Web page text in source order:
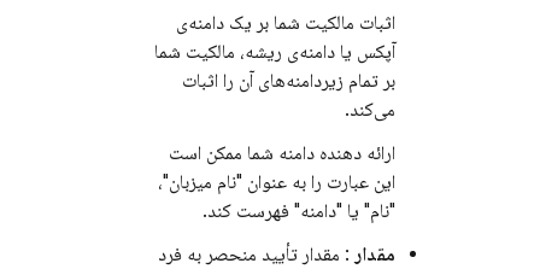
اثبات مالکیت شما بر یک دامنه‌ی
آپکس یا دامنه‌ی ریشه، مالکیت شما
بر تمام زیردامنه‌های آن را اثبات
می‌کند.
ارائه دهنده دامنه شما ممکن است
این عبارت را به عنوان "نام میزبان"،
"نام" یا "دامنه" فهرست کند.
مقدار : مقدار تأیید منحصر به فرد